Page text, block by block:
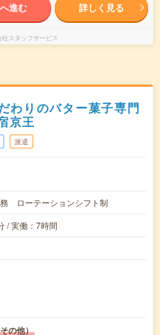
進む 詳しく見る
社スタッフサービス
わりのバター菓子専門
京王
派遣
ローテーションシフト制
/ 実働：7時間
の他）